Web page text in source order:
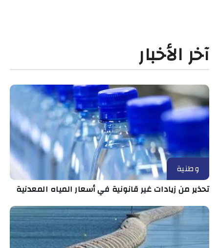
آخر الأخبار
وطنية
تحذير من زيادات غير قانونية في أسعار المياه المعدنية